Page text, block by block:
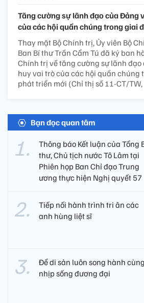
Tăng cường sự lãnh đạo của Đảng
của các hội quần chúng trong giai
Thay mặt Bộ Chính trị, Ủy viên Bộ
Ban Bí thư Trần Cẩm Tú đã ký ban
Chính trị về tăng cường sự lãnh
huy vai trò của các hội quần chúng
phát triển mới (Chỉ thị số 11-CT/
Bạn đọc quan tâm
Thông báo Kết luận của Tổng
thư, Chủ tịch nước Tô Lâm tại
Phiên họp Ban Chỉ đạo Trung
ương thực hiện Nghị quyết 57
Tiếp nối hành trình tri ân các
anh hùng liệt sĩ ​
Để di sản luôn song hành cùng
nhịp sống đương đại